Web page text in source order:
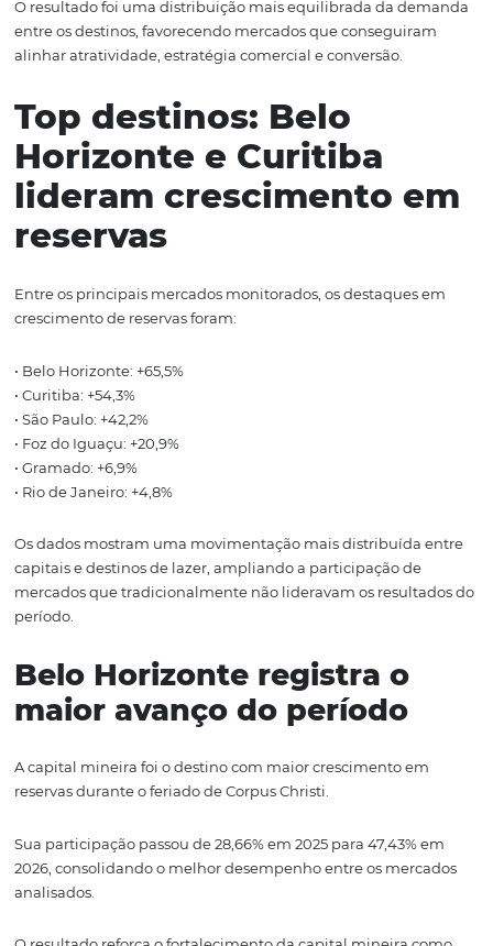
Apesar da configuração semelhante do calendário, o
comportamento da demanda apresentou mudanças
importantes. Os dados do Report Omnibees mostram
antecedência, ampliando suas possibilidades de
diferentes destinos e opções de hospedagem.
O resultado foi uma distribuição mais equilibrada da
entre os destinos, favorecendo mercados que
Top destinos: Belo
Horizonte e Curitiba
lideram crescimento
reservas
Entre os principais mercados monitorados, os
crescimento de reservas foram:
• Curitiba: +54,3%
• São Paulo: +42,2%
• Foz do Iguaçu: +20,9%
• Rio de Janeiro: +4,8%
Os dados mostram uma movimentação mais
capitais e destinos de lazer, ampliando a participação
mercados que tradicionalmente não lideravam os